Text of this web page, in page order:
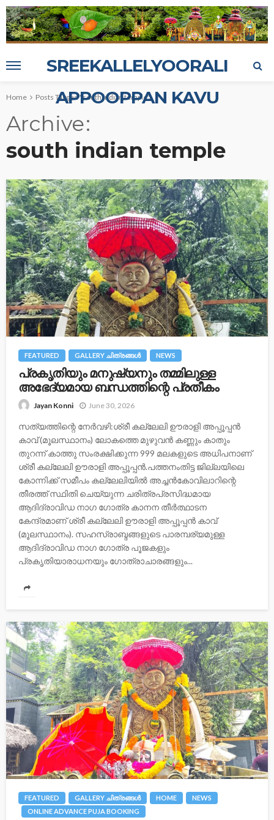
SREEKALLELYOORALI
APPOOPPAN KAVU
Home Posts Tagged "south indian temple"
Archive
south indian temple
FEATURED GALLERY ചിത്രങ്ങള്‍ NEWS
പ്രകൃതിയും മനുഷ്യനും തമ്മിലുള്ള
അഭേദ്യമായ ബന്ധത്തിന്റെ പ്രതീകം
Jayan Konni June 30, 2026
സത്യത്തിന്റെ നേർവഴി:ശ്രീ കല്ലേലി ഊരാളി അപ്പൂപ്പൻ
കാവ് (മൂലസ്ഥാനം) ലോകത്തെ മുഴുവൻ കണ്ണും കാതും
തുറന്ന് കാത്തു സംരക്ഷിക്കുന്ന 999 മലകളുടെ അധിപനാണ്
ശ്രീ കല്ലേലി ഊരാളി അപ്പൂപ്പൻ.പത്തനംതിട്ട ജില്ലയിലെ
കോന്നിക്ക് സമീപം കല്ലേലിയിൽ അച്ചൻകോവിലാറിന്റെ
തീരത്ത് സ്ഥിതി ചെയ്യുന്ന ചരിത്രപ്രസിദ്ധമായ
ആദിദ്രാവിഡ നാഗ ഗോത്ര കാനന തീർത്ഥാടന
കേന്ദ്രമാണ് ശ്രീ കല്ലേലി ഊരാളി അപ്പൂപ്പൻ കാവ്
(മൂലസ്ഥാനം). സഹസ്രാബ്ദങ്ങളുടെ പാരമ്പര്യമുള്ള
ആദിദ്രാവിഡ നാഗ ഗോത്ര പൂജകളും
പ്രകൃതിയാരാധനയും ഗോത്രാചാരങ്ങളും...
FEATURED GALLERY ചിത്രങ്ങള്‍ HOME
NEWS
ONLINE ADVANCE PUJA BOOKING